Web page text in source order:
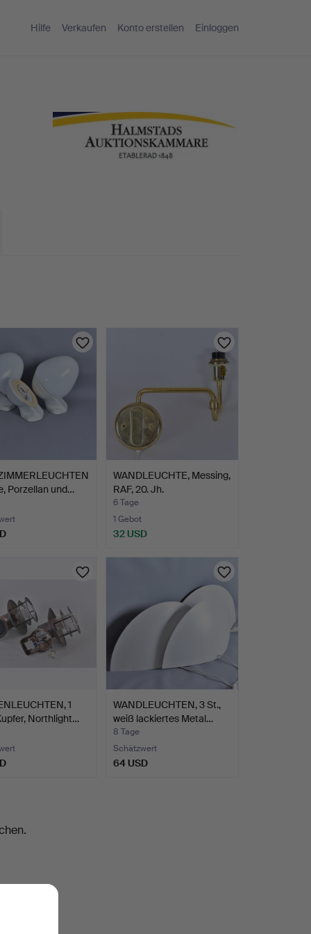
Hilfe Verkaufen Konto erstellen Einloggen
Porzellan und…
WANDLEUCHTE, Messing,
RAF, 20. Jh.
6 Tage
1 Gebot
32 USD
1
Northlight…
WANDLEUCHTEN, 3 St.,
weiß lackiertes Metal…
8 Tage
Schätzwert
64 USD